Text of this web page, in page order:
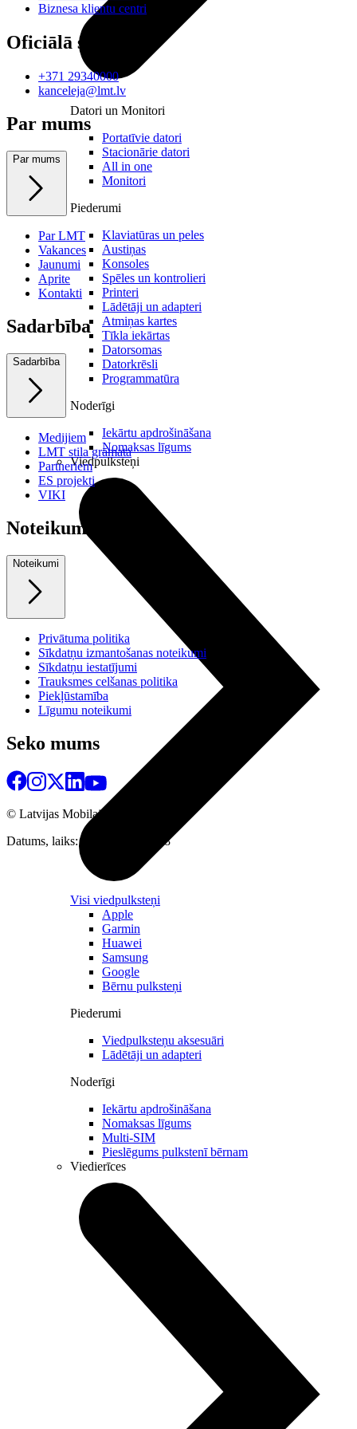
Datori un Monitori
Portatīvie datori
Stacionārie datori
All in one
Monitori
Piederumi
Klaviatūras un peles
Austiņas
Konsoles
Spēles un kontrolieri
Printeri
Lādētāji un adapteri
Atmiņas kartes
Tīkla iekārtas
Datorsomas
Datorkrēsli
Programmatūra
Noderīgi
Iekārtu apdrošināšana
Nomaksas līgums
Viedpulksteņi
Visi viedpulksteņi
Apple
Garmin
Huawei
Samsung
Google
Bērnu pulksteņi
Piederumi
Viedpulksteņu aksesuāri
Lādētāji un adapteri
Noderīgi
Iekārtu apdrošināšana
Nomaksas līgums
Multi-SIM
Pieslēgums pulkstenī bērnam
Viedierīces
Biznesa klientu centri
Oficiālā saziņa
+371 29340000
kanceleja@lmt.lv
Par mums
Par mums
Par LMT
Vakances
Jaunumi
Aprite
Kontakti
Sadarbība
Sadarbība
Medijiem
LMT stila grāmata
Partneriem
ES projekti
VIKI
Noteikumi
Noteikumi
Privātuma politika
Sīkdatņu izmantošanas noteikumi
Sīkdatņu iestatījumi
Trauksmes celšanas politika
Piekļūstamība
Līgumu noteikumi
Seko mums
© Latvijas Mobilais Telefons
Datums, laiks: 09.08.2026 17:38